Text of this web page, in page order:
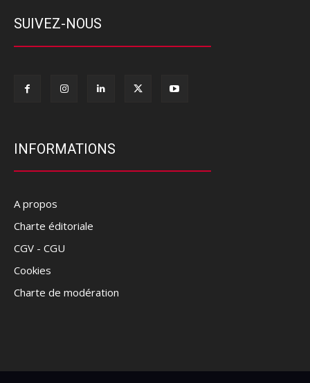
SUIVEZ-NOUS
INFORMATIONS
A propos
Charte éditoriale
CGV - CGU
Cookies
Charte de modération